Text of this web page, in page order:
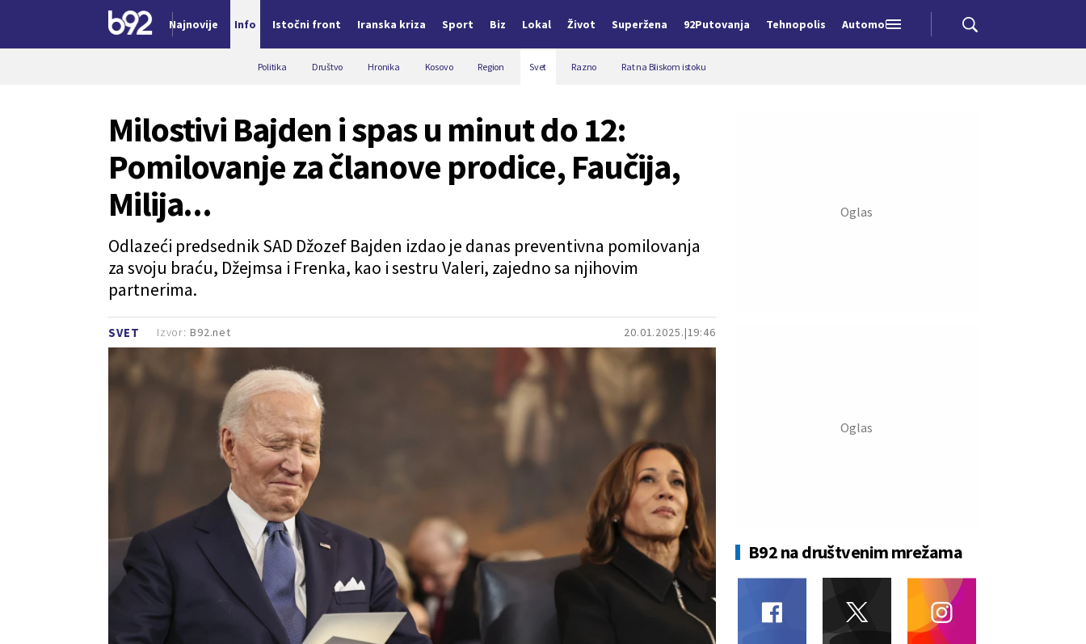
Najnovije Info Istočni front Iranska kriza Sport Biz Lokal Život Superžena 92Putovanja Tehnopolis Automobili
Politika Društvo Hronika Kosovo Region Svet Razno Rat na Bliskom istoku
SVET 20.01.2025. 19:46
Milostivi Bajden i spas u minut do 12:
Pomilovanje za članove prodice, Faučija,
Milija...
Odlazeći predsednik SAD Džozef Bajden izdao je danas preventivna pomilovanja
za svoju braću, Džejmsa i Frenka, kao i sestru Valeri, zajedno sa njihovim
partnerima.
Izvor: B92.net
B92 na društvenim mrežama